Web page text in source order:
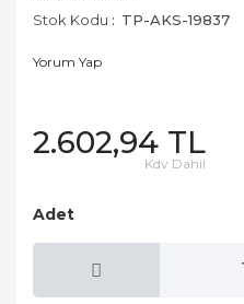
Stok Kodu
TP-AKS-19837
Yorum Yap
2.602,94 TL
Kdv Dahil
Adet